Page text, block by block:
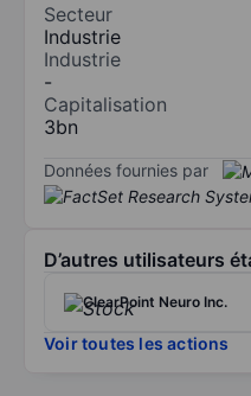
Secteur
Industrie
Industrie
-
Capitalisation
3bn
Données fournies par
D’autres utilisateurs
ClearPoint Neuro Inc.
Voir toutes les actions